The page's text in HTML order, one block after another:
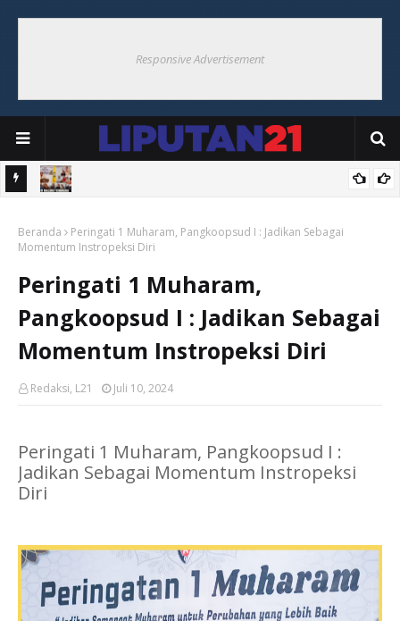
Responsive Advertisement
Bencana di Ohoiel
Beranda
Peringati 1 Muharam, Pangkoopsud I : Jadikan Sebagai
Momentum Instropeksi Diri
Peringati 1 Muharam,
Pangkoopsud I : Jadikan Sebagai
Momentum Instropeksi Diri
Redaksi, L21 Juli 10, 2024
Peringati 1 Muharam, Pangkoopsud I :
Jadikan Sebagai Momentum Instropeksi
Diri